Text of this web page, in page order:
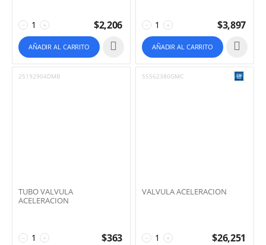
+
− $2,206
AÑADIR AL CARRITO
+
− $3,897
AÑADIR AL CARRITO
25192904DMB
TUBO VALVULA
ACELERACION
+
− $363
55562380GMC
VALVULA ACELERACION
+
− $26,251